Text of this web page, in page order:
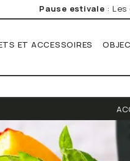
Pause estivale :
Saveurs
Fruitée & Agrume
ET ACCESSOIRES